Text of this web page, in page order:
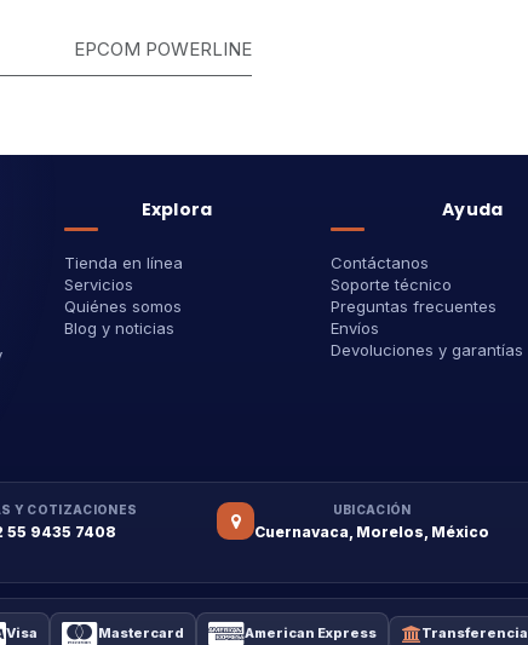
EPCOM POWERLINE
Explora
Tienda en línea
Servicios
Quiénes somos
Blog y noticias
Ayuda
Contáctanos
Soporte técnico
Preguntas frecuentes
Envíos
Devoluciones y garantías
Y COTIZACIONES
55 9435 7408
UBICACIÓN
Cuernavaca, Morelos, México
Visa Mastercard American Express Transferencia